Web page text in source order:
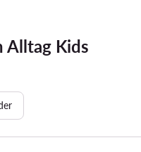
Alltag Kids